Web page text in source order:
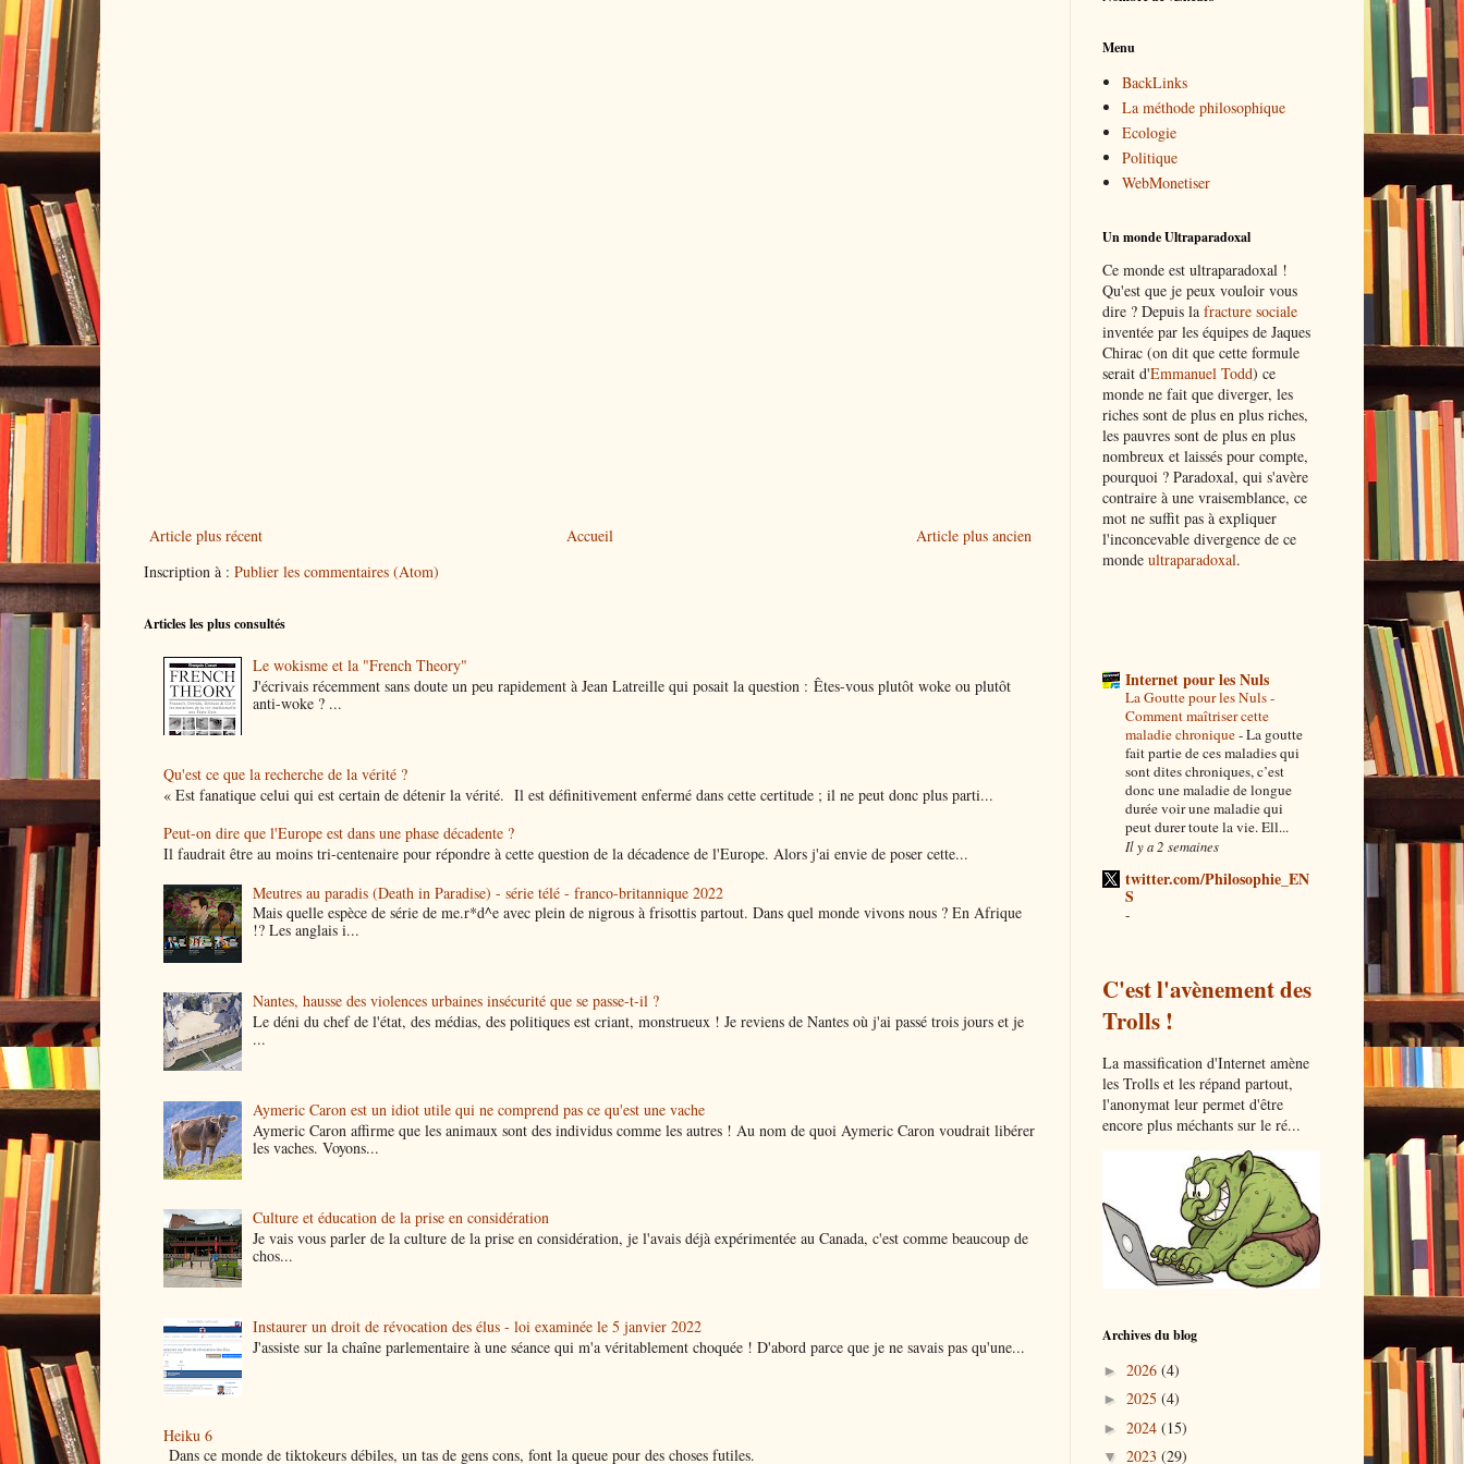
Article plus récent Article plus ancien
Accueil
Inscription à : Publier les commentaires (Atom)
Articles les plus consultés
Le wokisme et la "French Theory"
J'écrivais récemment sans doute un peu rapidement à Jean Latreille qui posait la question : Êtes-vous plutôt woke ou plutôt
anti-woke ? ...
Qu'est ce que la recherche de la vérité ?
« Est fanatique celui qui est certain de détenir la vérité. Il est définitivement enfermé dans cette certitude ; il ne peut donc plus parti...
Peut-on dire que l'Europe est dans une phase décadente ?
Il faudrait être au moins tri-centenaire pour répondre à cette question de la décadence de l'Europe. Alors j'ai envie de poser cette...
Meutres au paradis (Death in Paradise) - série télé - franco-britannique 2022
Mais quelle espèce de série de me.r*d^e avec plein de nigrous à frisottis partout. Dans quel monde vivons nous ? En Afrique
!? Les anglais i...
Nantes, hausse des violences urbaines insécurité que se passe-t-il ?
Le déni du chef de l'état, des médias, des politiques est criant, monstrueux ! Je reviens de Nantes où j'ai passé trois jours et je
...
Aymeric Caron est un idiot utile qui ne comprend pas ce qu'est une vache
Aymeric Caron affirme que les animaux sont des individus comme les autres ! Au nom de quoi Aymeric Caron voudrait libérer
les vaches. Voyons...
Culture et éducation de la prise en considération
Je vais vous parler de la culture de la prise en considération, je l'avais déjà expérimentée au Canada, c'est comme beaucoup de
chos...
Instaurer un droit de révocation des élus - loi examinée le 5 janvier 2022
J'assiste sur la chaîne parlementaire à une séance qui m'a véritablement choquée ! D'abord parce que je ne savais pas qu'une...
Heiku 6
Dans ce monde de tiktokeurs débiles, un tas de gens cons, font la queue pour des choses futiles.
Menu
BackLinks
La méthode philosophique
Ecologie
Politique
WebMonetiser
Un monde Ultraparadoxal
Ce monde est ultraparadoxal !
Qu'est que je peux vouloir vous
dire ? Depuis la fracture sociale
inventée par les équipes de Jaques
Chirac (on dit que cette formule
serait d'Emmanuel Todd) ce
monde ne fait que diverger, les
riches sont de plus en plus riches,
les pauvres sont de plus en plus
nombreux et laissés pour compte,
pourquoi ? Paradoxal, qui s'avère
contraire à une vraisemblance, ce
mot ne suffit pas à expliquer
l'inconcevable divergence de ce
monde ultraparadoxal.
Internet pour les Nuls
La Goutte pour les Nuls -
Comment maîtriser cette
maladie chronique-La goutte
fait partie de ces maladies qui
sont dites chroniques, c’est
donc une maladie de longue
durée voir une maladie qui
peut durer toute la vie. Ell...
Il y a 2 semaines
twitter.com/Philosophie_EN
S
-
C'est l'avènement des
Trolls !
La massification d'Internet amène
les Trolls et les répand partout,
l'anonymat leur permet d'être
encore plus méchants sur le ré...
Archives du blog
► 2026 (4)
► 2025 (4)
► 2024 (15)
▼ 2023 (29)